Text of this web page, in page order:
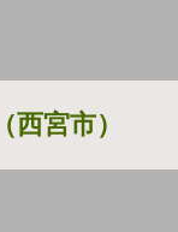
宮市）